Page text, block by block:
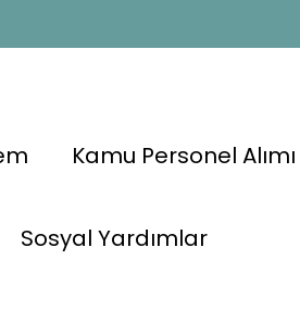
Kamu Personel Alımı
Sosyal Yardımlar